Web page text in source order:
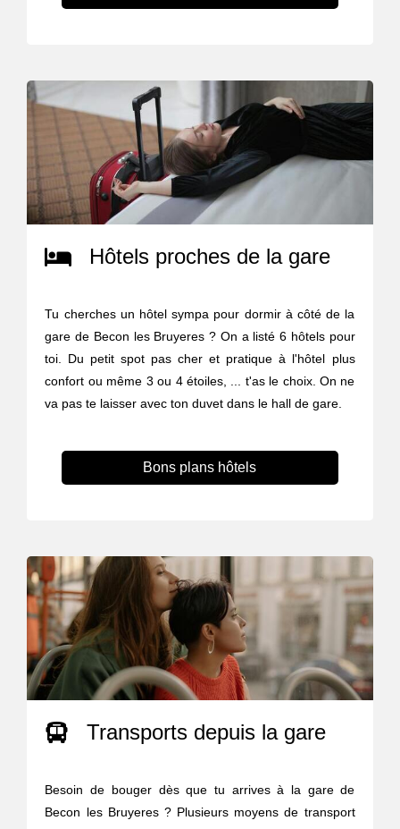
Hôtels proches de la gare
Tu cherches un hôtel sympa pour dormir à côté de la
gare de Becon les Bruyeres ? On a listé 6 hôtels pour
toi. Du petit spot pas cher et pratique à l'hôtel plus
confort ou même 3 ou 4 étoiles, ... t'as le choix. On ne
va pas te laisser avec ton duvet dans le hall de gare.
Bons plans hôtels
Transports depuis la gare
Besoin de bouger dès que tu arrives à la gare de
Becon les Bruyeres ? Plusieurs moyens de transport